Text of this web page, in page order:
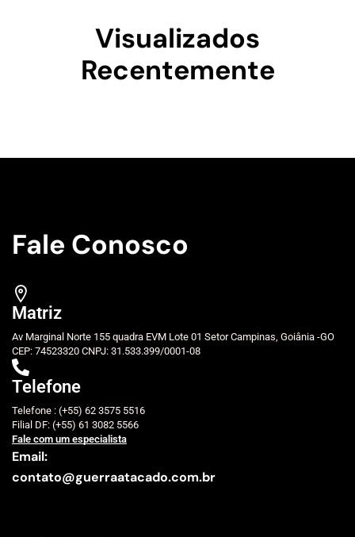
Visualizados
Recentemente
Fale Conosco
Matriz
Av Marginal Norte 155 quadra EVM Lote 01 Setor Campinas, Goiânia -GO
CEP: 74523320 CNPJ: 31.533.399/0001-08
Telefone
Telefone : (+55) 62 3575 5516
Filial DF: (+55) 61 3082 5566
Fale com um especialista
Email:
contato@guerraatacado.com.br